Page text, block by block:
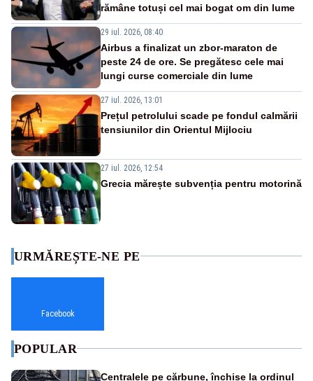
rămâne totuși cel mai bogat om din lume
29 iul. 2026, 08:40
Airbus a finalizat un zbor-maraton de
peste 24 de ore. Se pregătesc cele mai
lungi curse comerciale din lume
27 iul. 2026, 13:01
Prețul petrolului scade pe fondul calmării
tensiunilor din Orientul Mijlociu
27 iul. 2026, 12:54
Grecia mărește subvenția pentru motorină
URMĂREȘTE-NE PE
Facebook
POPULAR
Centralele pe cărbune, închise la ordinul